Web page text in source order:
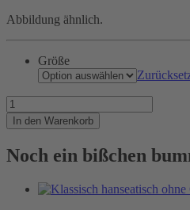
Abbildung ähnlich.
Größe
Ein
Papierboot
ist
Symbol
Menge
In den Warenkorb
Noch ein bißchen